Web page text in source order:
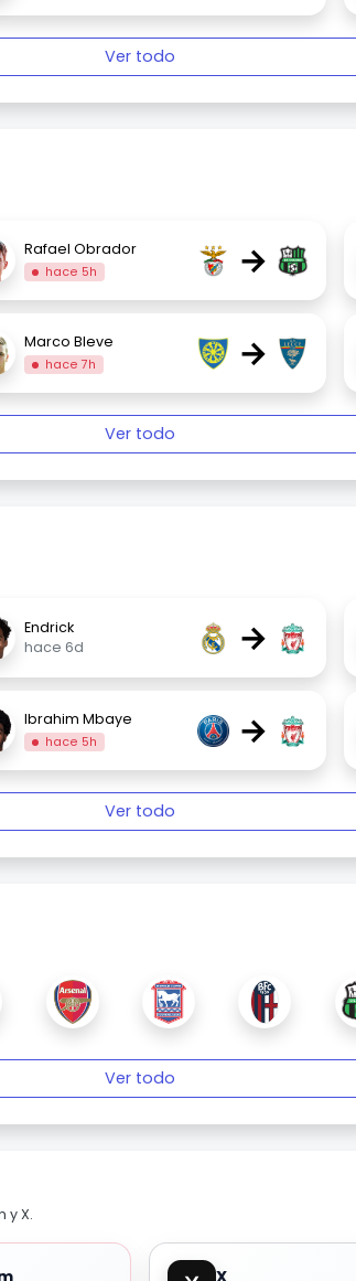
Ver todo
Rafael Obrador
hace 5h →
Marco Bleve
hace 7h →
Ver todo
Endrick
hace 6d
→
Ibrahim Mbaye
hace 5h →
Ver todo
Ver todo
y X.
X